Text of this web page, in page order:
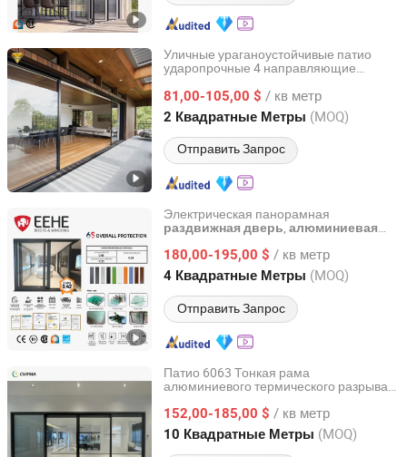
Уличные ураганоустойчивые патио
ударопрочные 4 направляющие
балконные терморазрывные
алюминиевые раздвижные двери
81,00-105,00 $ / кв метр
2 Квадратные Метры (MOQ)
Отправить Запрос
Foshan City JBD Home Building Material Co., Ltd.
Guangdong, China с 2016
Электрическая панорамная
раздвижная дверь алюминиевая
качественным двойным остеклением
для вилл и жилых комнат
180,00-195,00 $ / кв метр
4 Квадратные Метры (MOQ)
Отправить Запрос
Guangdong EHE Doors&Windows Industry Co.Ltd
Guangdong, China с 2017
Патио 6063 Тонкая рама
алюминиевого термического разрыва
раздвижнаядверь
152,00-185,00 $ / кв метр
10 Квадратные Метры (MOQ)
Foshan Xingji Pilot Metal Products Co., Ltd.
Guangdong, China с 2022